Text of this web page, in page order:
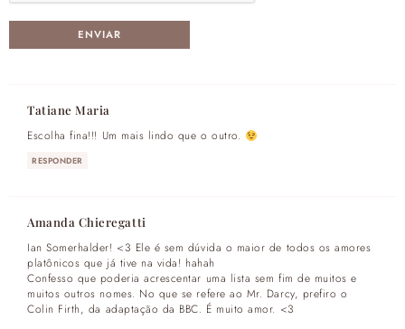
Tatiane Maria
Escolha fina!!! Um mais lindo que o outro.
RESPONDER
Amanda Chieregatti
Ian Somerhalder! <3 Ele é sem dúvida o maior de todos os amores
platônicos que já tive na vida! hahah
Confesso que poderia acrescentar uma lista sem fim de muitos e
muitos outros nomes. No que se refere ao Mr. Darcy, prefiro o
Colin Firth, da adaptação da BBC. É muito amor. <3